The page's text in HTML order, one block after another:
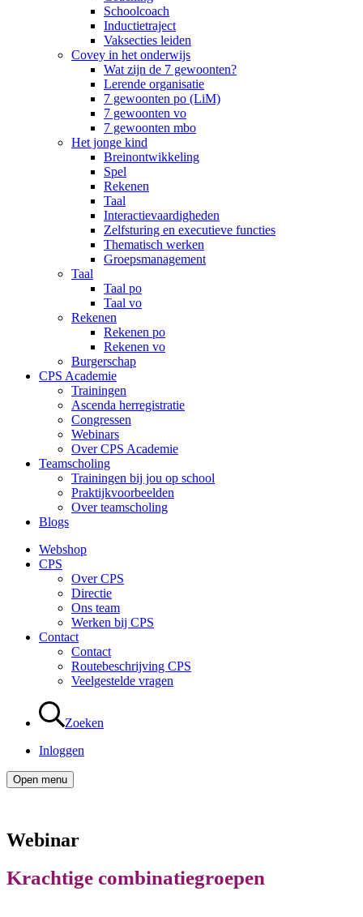
Schoolcoach
Inductietraject
Vaksecties leiden
Covey in het onderwijs
Wat zijn de 7 gewoonten?
Lerende organisatie
7 gewoonten po (LiM)
7 gewoonten vo
7 gewoonten mbo
Het jonge kind
Breinontwikkeling
Spel
Rekenen
Taal
Interactievaardigheden
Zelfsturing en executieve functies
Thematisch werken
Groepsmanagement
Taal
Taal po
Taal vo
Rekenen
Rekenen po
Rekenen vo
Burgerschap
CPS Academie
Trainingen
Ascenda herregistratie
Congressen
Webinars
Over CPS Academie
Teamscholing
Trainingen bij jou op school
Praktijkvoorbeelden
Over teamscholing
Blogs
Webshop
CPS
Over CPS
Directie
Ons team
Werken bij CPS
Contact
Contact
Routebeschrijving CPS
Veelgestelde vragen
Zoeken
Inloggen
Open menu
Webinar
Krachtige combinatiegroepen